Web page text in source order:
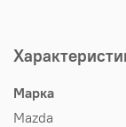
Марка
Mazda